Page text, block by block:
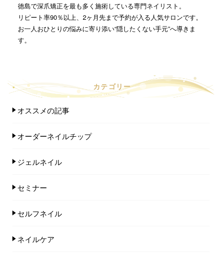
徳島で深爪矯正を最も多く施術している専門ネイリスト。
リピート率90％以上、2ヶ月先まで予約が入る人気サロンです。
お一人おひとりの悩みに寄り添い“隠したくない手元”へ導きま
す。
カテゴリー
オススメの記事
オーダーネイルチップ
ジェルネイル
セミナー
セルフネイル
ネイルケア